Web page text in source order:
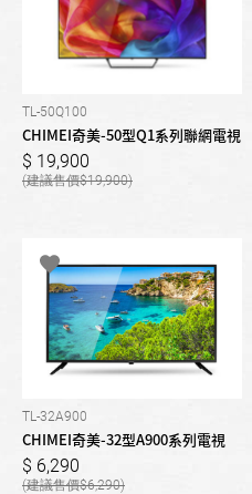
TL-50Q100
CHIMEI奇美-50型Q1系列聯網電視
19,900
19,900
TL-32A900
CHIMEI奇美-32型A900系列電視
6,290
6,290